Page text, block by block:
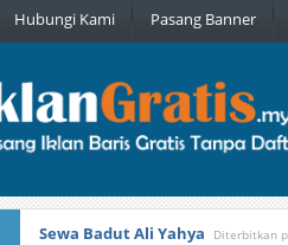
Hubungi Kami Pasang Banner
Sewa Badut Ali Yahya Diterbitkan